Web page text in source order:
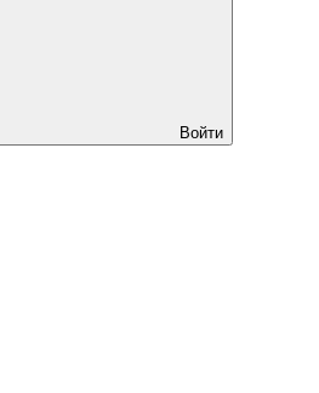
Войти